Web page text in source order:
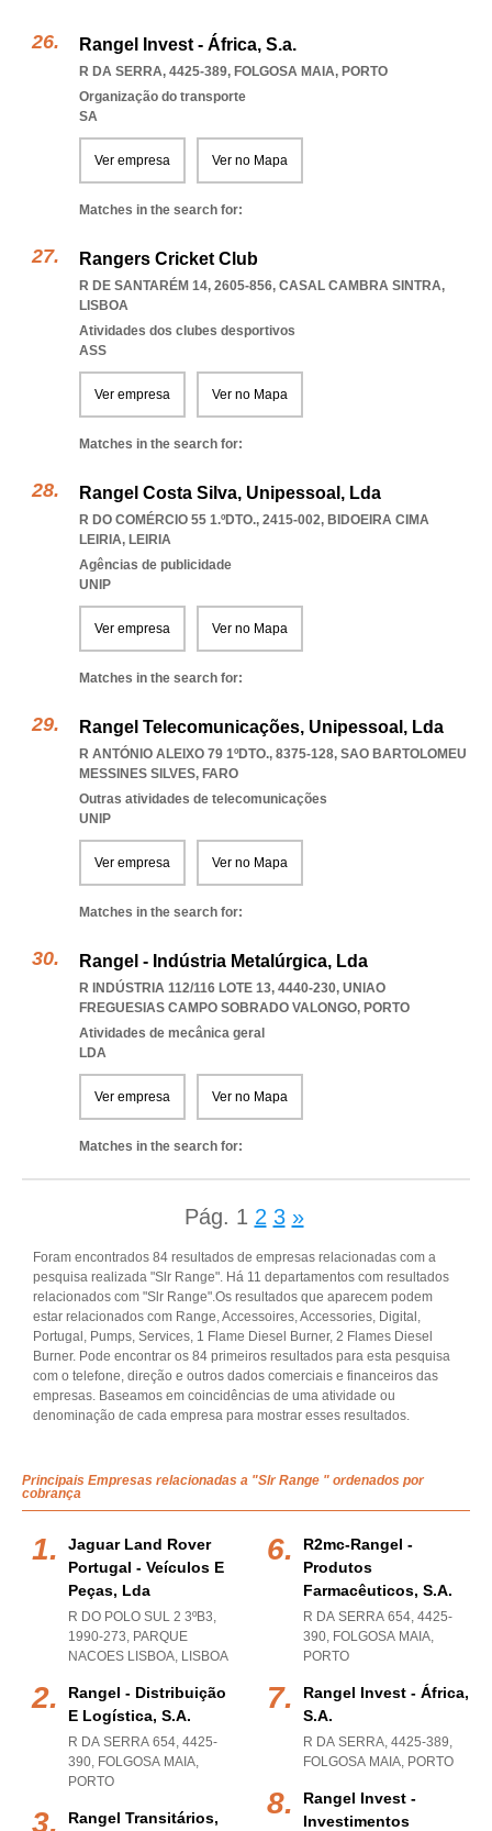
Rangel Invest - África, S.a.
R DA SERRA, 4425-389, FOLGOSA MAIA, PORTO
Organização do transporte
SA
Ver empresa Ver no Mapa
Matches in the search for:
Rangers Cricket Club
R DE SANTARÉM 14, 2605-856, CASAL CAMBRA SINTRA,
LISBOA
Atividades dos clubes desportivos
ASS
Ver empresa Ver no Mapa
Matches in the search for:
Rangel Costa Silva, Unipessoal, Lda
R DO COMÉRCIO 55 1.ºDTO., 2415-002, BIDOEIRA CIMA
LEIRIA, LEIRIA
Agências de publicidade
UNIP
Ver empresa Ver no Mapa
Matches in the search for:
Rangel Telecomunicações, Unipessoal, Lda
R ANTÓNIO ALEIXO 79 1ºDTO., 8375-128, SAO BARTOLOMEU
MESSINES SILVES, FARO
Outras atividades de telecomunicações
UNIP
Ver empresa Ver no Mapa
Matches in the search for:
Rangel - Indústria Metalúrgica, Lda
R INDÚSTRIA 112/116 LOTE 13, 4440-230, UNIAO
FREGUESIAS CAMPO SOBRADO VALONGO, PORTO
Atividades de mecânica geral
LDA
Ver empresa Ver no Mapa
Matches in the search for:
Pág. 1 2 3 »
Foram encontrados 84 resultados de empresas relacionadas com a
pesquisa realizada "Slr Range". Há 11 departamentos com resultados
relacionados com "Slr Range".Os resultados que aparecem podem
estar relacionados com Range, Accessoires, Accessories, Digital,
Portugal, Pumps, Services, 1 Flame Diesel Burner, 2 Flames Diesel
Burner. Pode encontrar os 84 primeiros resultados para esta pesquisa
com o telefone, direção e outros dados comerciais e financeiros das
empresas. Baseamos em coincidências de uma atividade ou
denominação de cada empresa para mostrar esses resultados.
Principais Empresas relacionadas a "Slr Range " ordenados por
cobrança
Jaguar Land Rover
Portugal - Veículos E
Peças, Lda
R DO POLO SUL 2 3ºB3,
1990-273, PARQUE
NACOES LISBOA, LISBOA
Rangel - Distribuição
E Logística, S.a.
R DA SERRA 654, 4425-
390, FOLGOSA MAIA,
PORTO
Rangel Transitários,
R2mc-Rangel -
Produtos
Farmacêuticos, S.a.
R DA SERRA 654, 4425-
390, FOLGOSA MAIA,
PORTO
Rangel Invest - África,
S.a.
R DA SERRA, 4425-389,
FOLGOSA MAIA, PORTO
Rangel Invest -
Investimentos